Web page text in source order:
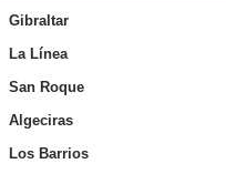
Gibraltar
La Línea
San Roque
Algeciras
Los Barrios